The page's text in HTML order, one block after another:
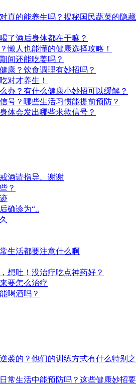
真的能养生吗？揭秘国民蔬菜的隐藏
了酒后身体都在干嘛？
懒人也能懂的健康选择攻略！
间还能吃姜吗？
康？饮食调理有妙招吗？
对才养生！
办？有什么健康小妙招可以缓解？
号？哪些生活习惯能提前预防？
体会发出哪些求救信号？
酒请指导。谢谢
？
确诊为“..
生活都要注意什么啊
想吐！没治疗吃点神药好？
要怎么治疗
喝酒吗？
袭的？他们的训练方式有什么特别之
常生活中能预防吗？这些健康妙招要